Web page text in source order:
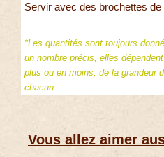
Servir avec des brochettes
*Les quantités sont toujours
un nombre précis, elles
plus ou en moins, de la grandeur
chacun.
Vous allez aimer